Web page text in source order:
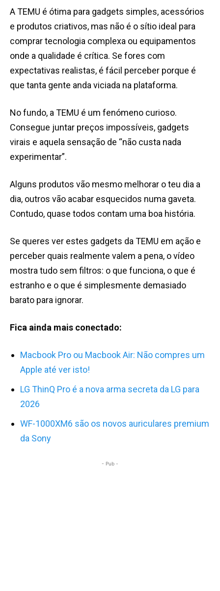
A TEMU é ótima para gadgets simples, acessórios
e produtos criativos, mas não é o sítio ideal para
comprar tecnologia complexa ou equipamentos
onde a qualidade é crítica. Se fores com
expectativas realistas, é fácil perceber porque é
que tanta gente anda viciada na plataforma.
No fundo, a TEMU é um fenómeno curioso.
Consegue juntar preços impossíveis, gadgets
virais e aquela sensação de “não custa nada
experimentar”.
Alguns produtos vão mesmo melhorar o teu dia a
dia, outros vão acabar esquecidos numa gaveta.
Contudo, quase todos contam uma boa história.
Se queres ver estes gadgets da TEMU em ação e
perceber quais realmente valem a pena, o vídeo
mostra tudo sem filtros: o que funciona, o que é
estranho e o que é simplesmente demasiado
barato para ignorar.
Fica ainda mais conectado:
Macbook Pro ou Macbook Air: Não compres um
Apple até ver isto!
LG ThinQ Pro é a nova arma secreta da LG para
2026
WF-1000XM6 são os novos auriculares premium
da Sony
- Pub -